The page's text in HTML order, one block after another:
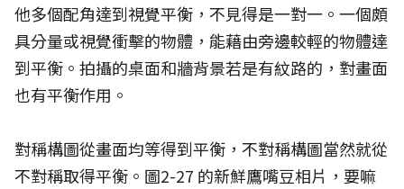
他多個配角達到視覺平衡，不見得是一對一。一個頗
具分量或視覺衝擊的物體，能藉由旁邊較輕的物體達
到平衡。拍攝的桌面和牆背景若是有紋路的，對畫面
也有平衡作用。
對稱構圖從畫面均等得到平衡，不對稱構圖當然就從
不對稱取得平衡。圖2-27 的新鮮鷹嘴豆相片，要嘛